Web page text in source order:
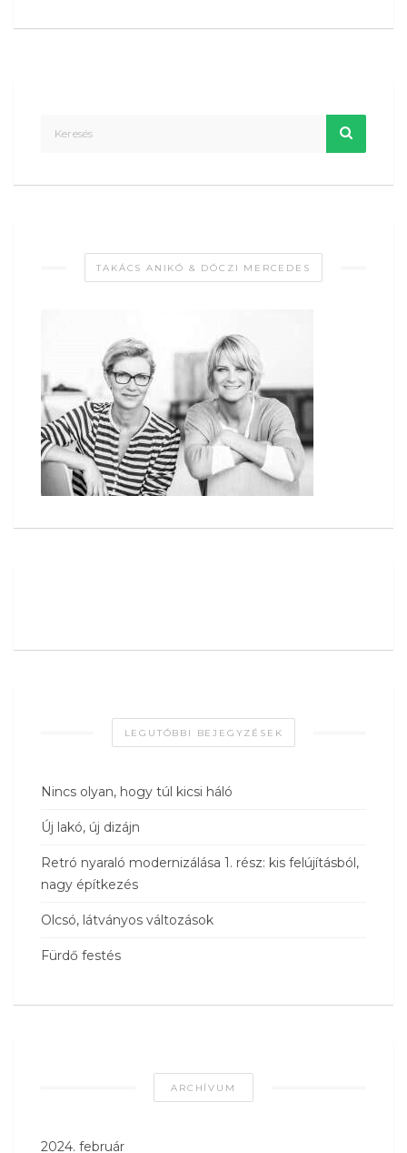
TAKÁCS ANIKÓ & DÓCZI MERCEDES
LEGUTÓBBI BEJEGYZÉSEK
Nincs olyan, hogy túl kicsi háló
Új lakó, új dizájn
Retró nyaraló modernizálása 1. rész: kis felújításból,
nagy építkezés
Olcsó, látványos változások
Fürdő festés
ARCHÍVUM
2024. február